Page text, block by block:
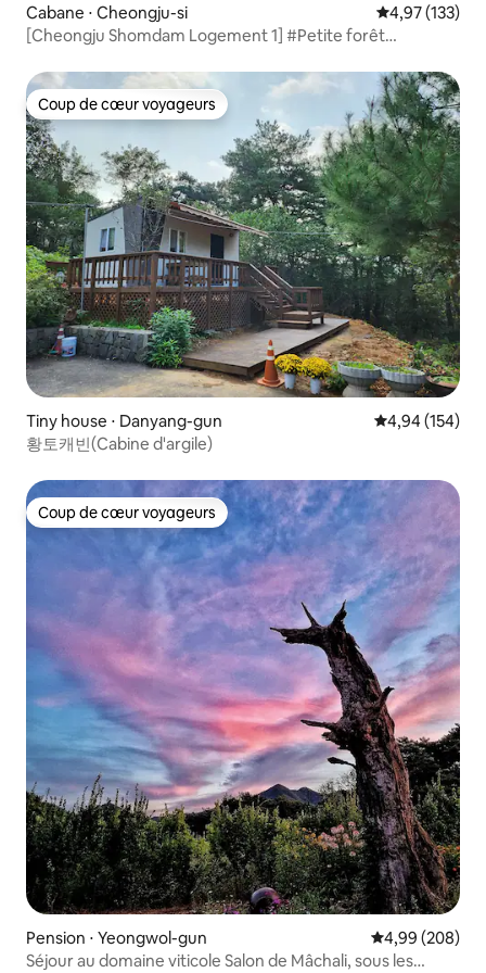
Cabane ⋅ Cheongju-si Évaluation
4,97 (133)
[Cheongju Shomdam Logement 1] #Petite forêt
20 minutes de Cheongdam
Coup de cœur voyageurs
Coup de cœur voyageurs
Tiny house ⋅ Danyang-gun Évaluation
4,94 (154)
황토캐빈(Cabine d'argile)
Coup de cœur voyageurs
Coup de cœur voyageurs
Pension ⋅ Yeongwol-gun Évaluation
4,99 (208)
Séjour au domaine viticole Salon de Mâchali, sous les